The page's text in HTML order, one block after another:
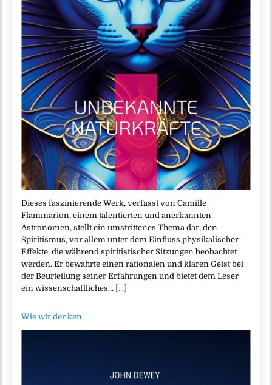
Dieses faszinierende Werk, verfasst von Camille
Flammarion, einem talentierten und anerkannten
Astronomen, stellt ein umstrittenes Thema dar, den
Spiritismus, vor allem unter dem Einfluss physikalischer
Effekte, die während spiritistischer Sitzungen beobachtet
werden. Er bewahrte einen rationalen und klaren Geist bei
der Beurteilung seiner Erfahrungen und bietet dem Leser
ein wissenschaftliches… [...]
Wie wir denken